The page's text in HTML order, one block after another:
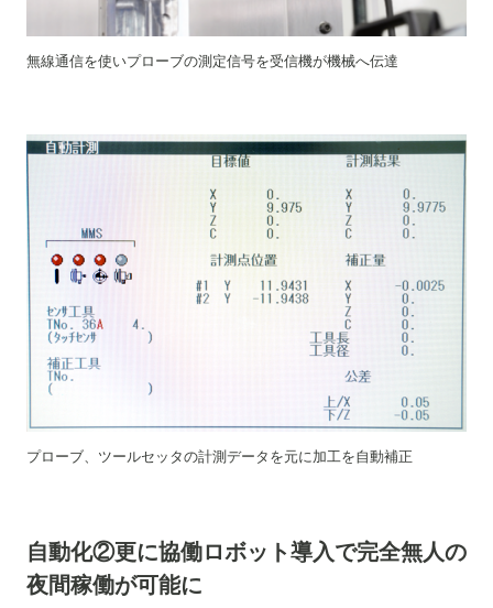
無線通信を使いプローブの測定信号を受信機が機械へ伝達
プローブ、ツールセッタの計測データを元に加工を自動補正
自動化②更に協働ロボット導入で完全無人の
夜間稼働が可能に